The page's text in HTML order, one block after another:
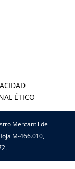
ÉTICO
Mercantil de
M-466.010,